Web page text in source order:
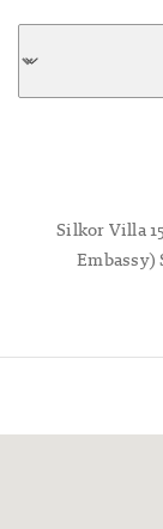
Silkor Villa